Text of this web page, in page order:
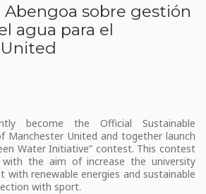
Abengoa sobre gestión
agua para el
become the Official Sustainable
Manchester United and together launch
Water Initiative” contest. This contest
with the aim of increase the university
renewable energies and sustainable
with sport.